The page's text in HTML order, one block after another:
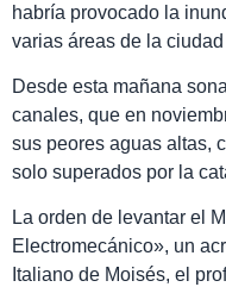
habría provocado la
varias áreas de la
Desde esta mañana
canales, que en
sus peores aguas altas,
solo superados por la
La orden de levantar el
Electromecánico», un
Italiano de Moisés, el